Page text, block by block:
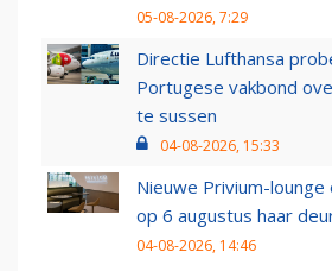
05-08-2026, 7:29
Directie Lufthansa
Portugese vakbond
te sussen
04-08-2026, 15:33
Nieuwe Privium-lounge
op 6 augustus haar
04-08-2026, 14:46